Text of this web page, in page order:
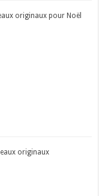
originaux pour Noël
originaux